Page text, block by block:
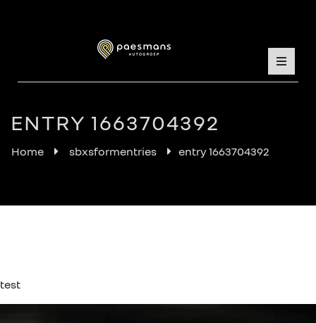
ENTRY 1663704392
Home sbxsformentries entry 1663704392
test